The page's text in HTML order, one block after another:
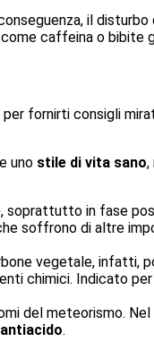
il disturbo
caffeina o bibite
fornirti consigli
e uno stile di vita sano,
, soprattutto in fase
soffrono di altre
vegetale, infatti,
chimici. Indicato
del meteorismo.
antiacido.